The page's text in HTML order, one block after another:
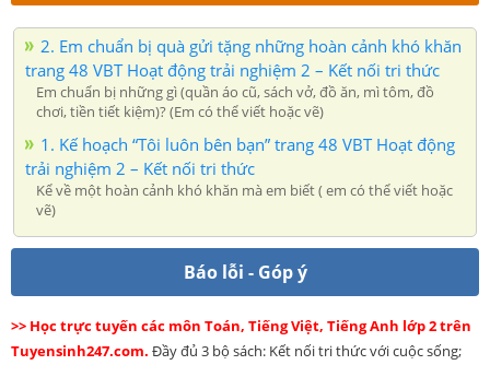
2. Em chuẩn bị quà gửi tặng những hoàn cảnh khó khăn
trang 48 VBT Hoạt động trải nghiệm 2 – Kết nối tri thức
Em chuẩn bị những gì (quần áo cũ, sách vở, đồ ăn, mì tôm, đồ
chơi, tiền tiết kiệm)? (Em có thể viết hoặc vẽ)
1. Kế hoạch “Tôi luôn bên bạn” trang 48 VBT Hoạt động
trải nghiệm 2 – Kết nối tri thức
Kể về một hoàn cảnh khó khăn mà em biết ( em có thể viết hoặc
vẽ)
Báo lỗi - Góp ý
>> Học trực tuyến các môn Toán, Tiếng Việt, Tiếng Anh lớp 2 trên
Tuyensinh247.com. Đầy đủ 3 bộ sách: Kết nối tri thức với cuộc sống;